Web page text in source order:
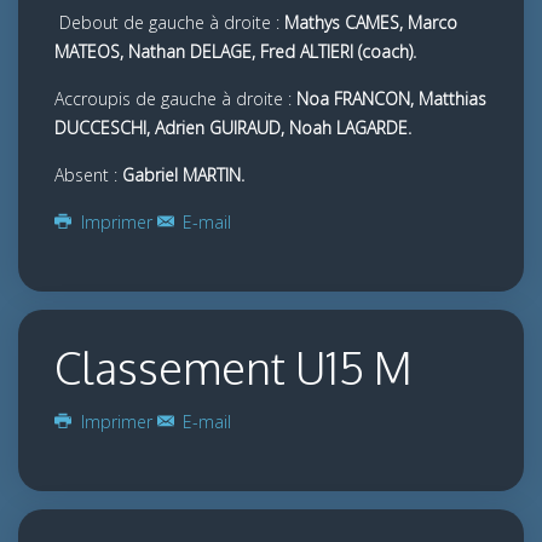
Debout de gauche à droite : Mathys CAMES, Marco
MATEOS, Nathan DELAGE, Fred ALTIERI (coach).
Accroupis de gauche à droite : Noa FRANCON, Matthias
DUCCESCHI, Adrien GUIRAUD, Noah LAGARDE.
Absent : Gabriel MARTIN.
Imprimer E-mail
Classement U15 M
Imprimer E-mail